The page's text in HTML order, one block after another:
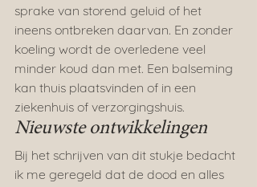
sprake van storend geluid of het
ineens ontbreken daarvan. En zonder
koeling wordt de overledene veel
minder koud dan met. Een balseming
kan thuis plaatsvinden of in een
ziekenhuis of verzorgingshuis.
Nieuwste ontwikkelingen
Bij het schrijven van dit stukje bedacht
ik me geregeld dat de dood en alles